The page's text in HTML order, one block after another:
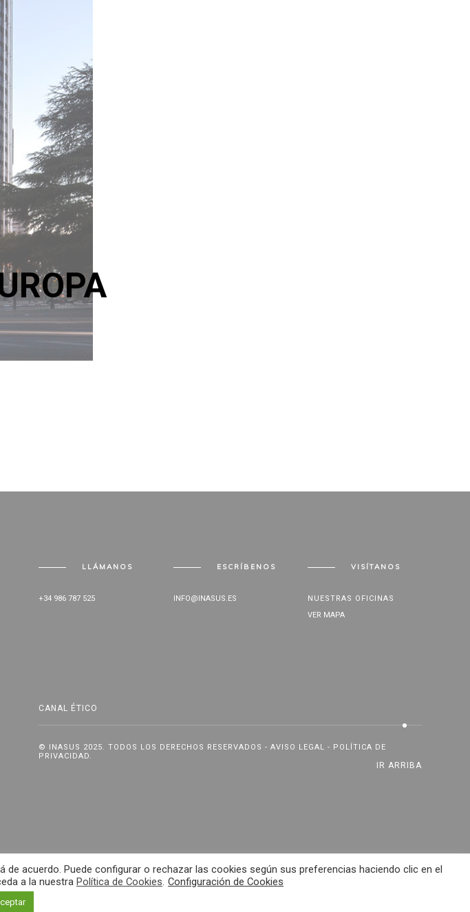
LLÁMANOS
+34 986 787 525
ESCRÍBENOS
INFO@INASUS.ES
VISÍTANOS
NUESTRAS OFICINAS
VER MAPA
CANAL ÉTICO
© INASUS 2025. TODOS LOS DERECHOS RESERVADOS - AVISO LEGAL - POLÍTICA DE
PRIVACIDAD.
IR ARRIBA
acuerdo. Puede configurar o rechazar las cookies según sus preferencias haciendo clic en el
a la nuestra Política de Cookies. Configuración de Cookies